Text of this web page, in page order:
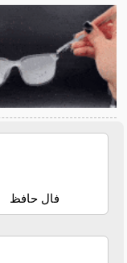
فال حافظ